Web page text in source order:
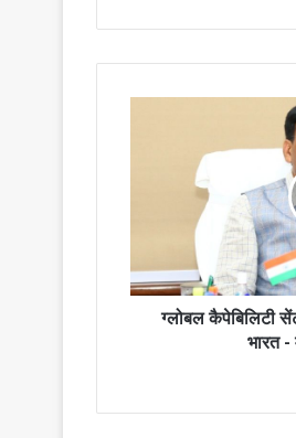
ग्लोबल कैपेबिलिटी
भारत -